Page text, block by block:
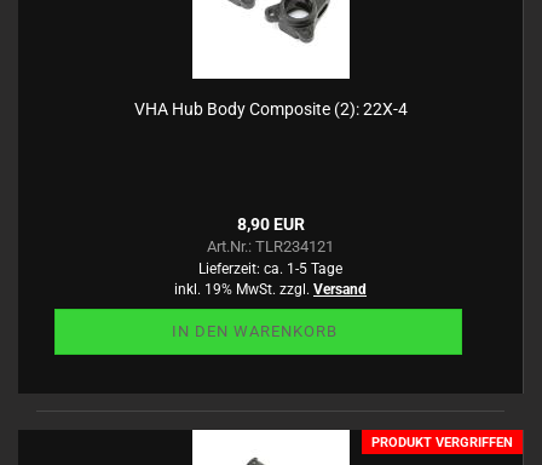
VHA Hub Body Composite (2): 22X-4
8,90 EUR
Art.Nr.: TLR234121
Lieferzeit: ca. 1-5 Tage
inkl. 19% MwSt. zzgl. Versand
IN DEN WARENKORB
PRODUKT VERGRIFFEN